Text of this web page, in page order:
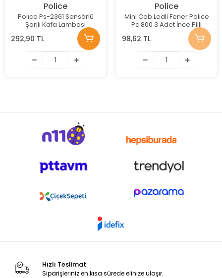
Police
Polıce Ps-2361 Sensörlü
Şarjlı Kafa Lambası
292,90 TL
Police
Mini Cob Ledli Fener Polıce
Pc 800 3 Adet İnce Pilli
98,62 TL
Hızlı Teslimat
Siparişleriniz en kısa sürede elinize ulaşır.